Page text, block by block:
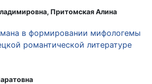
Притомская Алина
в формировании мифологемы
романтической литературе